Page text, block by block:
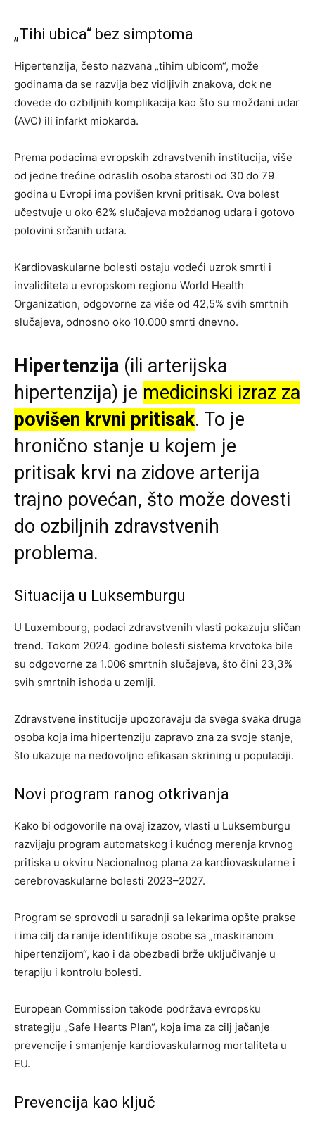
„Tihi ubica“ bez simptoma
Hipertenzija, često nazvana „tihim ubicom“, može
godinama da se razvija bez vidljivih znakova, dok ne
dovede do ozbiljnih komplikacija kao što su moždani udar
(AVC) ili infarkt miokarda.
Prema podacima evropskih zdravstvenih institucija, više
od jedne trećine odraslih osoba starosti od 30 do 79
godina u Evropi ima povišen krvni pritisak. Ova bolest
učestvuje u oko 62% slučajeva moždanog udara i gotovo
polovini srčanih udara.
Kardiovaskularne bolesti ostaju vodeći uzrok smrti i
invaliditeta u evropskom regionu World Health
Organization, odgovorne za više od 42,5% svih smrtnih
slučajeva, odnosno oko 10.000 smrti dnevno.
Hipertenzija (ili arterijska
hipertenzija) je medicinski izraz za
povišen krvni pritisak. To je
hronično stanje u kojem je
pritisak krvi na zidove arterija
trajno povećan, što može dovesti
do ozbiljnih zdravstvenih
problema.
Situacija u Luksemburgu
U Luxembourg, podaci zdravstvenih vlasti pokazuju sličan
trend. Tokom 2024. godine bolesti sistema krvotoka bile
su odgovorne za 1.006 smrtnih slučajeva, što čini 23,3%
svih smrtnih ishoda u zemlji.
Zdravstvene institucije upozoravaju da svega svaka druga
osoba koja ima hipertenziju zapravo zna za svoje stanje,
što ukazuje na nedovoljno efikasan skrining u populaciji.
Novi program ranog otkrivanja
Kako bi odgovorile na ovaj izazov, vlasti u Luksemburgu
razvijaju program automatskog i kućnog merenja krvnog
pritiska u okviru Nacionalnog plana za kardiovaskularne i
cerebrovaskularne bolesti 2023–2027.
Program se sprovodi u saradnji sa lekarima opšte prakse
i ima cilj da ranije identifikuje osobe sa „maskiranom
hipertenzijom“, kao i da obezbedi brže uključivanje u
terapiju i kontrolu bolesti.
European Commission takođe podržava evropsku
strategiju „Safe Hearts Plan“, koja ima za cilj jačanje
prevencije i smanjenje kardiovaskularnog mortaliteta u
EU.
Prevencija kao ključ